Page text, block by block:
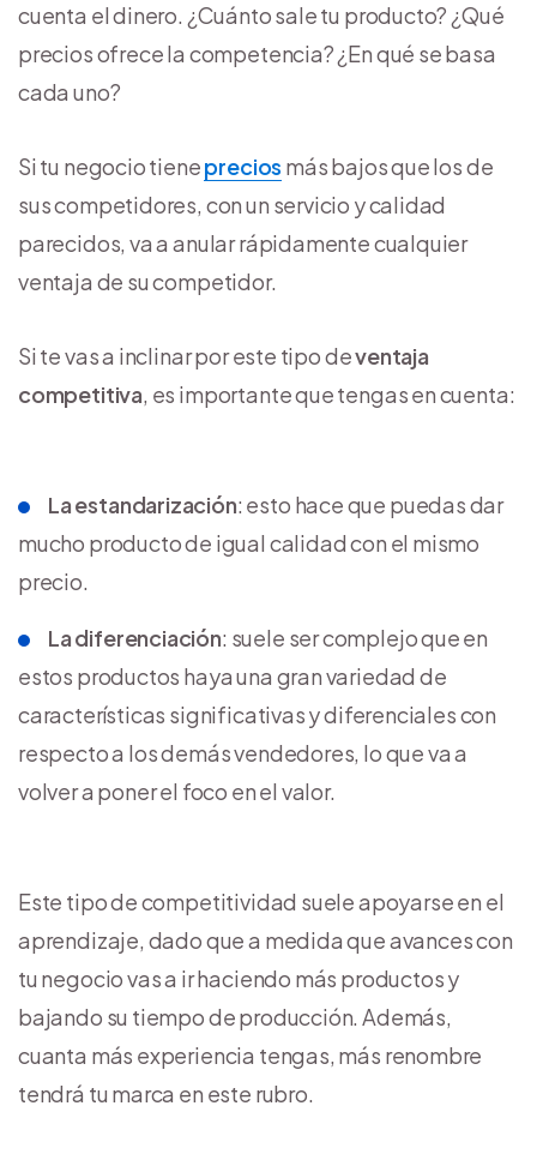
cuenta el dinero. ¿Cuánto sale tu producto? ¿Qué
precios ofrece la competencia? ¿En qué se basa
cada uno?
Si tu negocio tieneprecios más bajos que los de
sus competidores, con un servicio y calidad
parecidos, va a anular rápidamente cualquier
ventaja de su competidor.
Si te vas a inclinar por este tipo deventaja
competitiva, es importante que tengas en cuenta:
La estandarización: esto hace que puedas dar
mucho producto de igual calidad con el mismo
precio.
La diferenciación: suele ser complejo que en
estos productos haya una gran variedad de
características significativas y diferenciales con
respecto a los demás vendedores, lo que va a
volver a poner el foco en el valor.
Este tipo de competitividad suele apoyarse en el
aprendizaje, dado que a medida que avances con
tu negocio vas a ir haciendo más productos y
bajando su tiempo de producción. Además,
cuanta más experiencia tengas, más renombre
tendrá tu marca en este rubro.